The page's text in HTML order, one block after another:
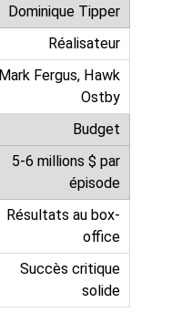
Dominique Tipper
Réalisateur
Mark Fergus, Hawk
Ostby
Budget
5-6 millions $ par
épisode
Résultats au box-
office
Succès critique
solide